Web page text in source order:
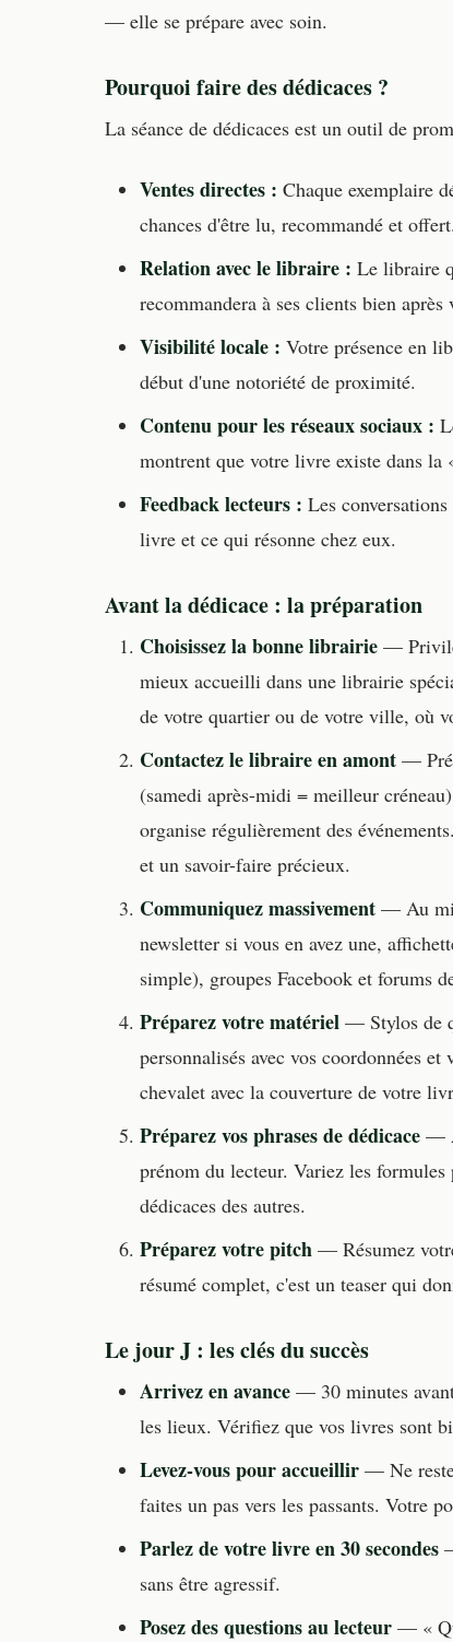
— elle se prépare avec soin.
Pourquoi faire des dédicaces ?
La séance de dédicaces est un outil de
Ventes directes : Chaque exemplaire
chances d'être lu, recommandé et offert.
Relation avec le libraire : Le libraire
recommandera à ses clients bien après
Visibilité locale : Votre présence en
début d'une notoriété de proximité.
Contenu pour les réseaux sociaux :
montrent que votre livre existe dans la
Feedback lecteurs : Les
livre et ce qui résonne chez eux.
Avant la dédicace : la préparation
Choisissez la bonne librairie —
mieux accueilli dans une librairie
de votre quartier ou de votre ville, où
Contactez le libraire en amont —
(samedi après-midi = meilleur
organise régulièrement des
et un savoir-faire précieux.
Communiquez massivement — Au
newsletter si vous en avez une,
simple), groupes Facebook et forums
Préparez votre matériel — Stylos de
personnalisés avec vos coordonnées
chevalet avec la couverture de votre
Préparez vos phrases de dédicace —
prénom du lecteur. Variez les
dédicaces des autres.
Préparez votre pitch — Résumez
résumé complet, c'est un teaser qui
Le jour J : les clés du succès
Arrivez en avance — 30 minutes
les lieux. Vérifiez que vos livres sont
Levez-vous pour accueillir — Ne
faites un pas vers les passants. Votre
Parlez de votre livre en 30 secondes
sans être agressif.
Posez des questions au lecteur — «